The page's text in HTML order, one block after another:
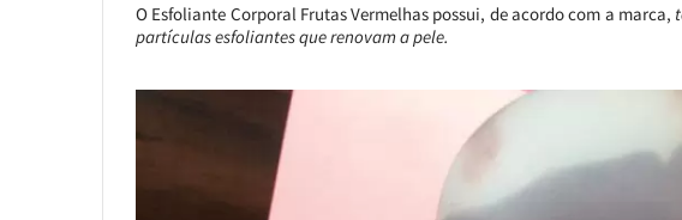
O Esfoliante Corporal Frutas Vermelhas possui, de acordo com a marca,
partículas esfoliantes que renovam a pele.